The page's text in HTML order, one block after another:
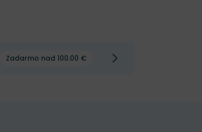
Zadarmo nad 100.00 €